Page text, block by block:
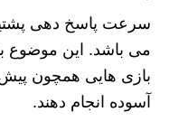
سرعت پاسخ دهی
می باشد. این موضوع
بازی هایی همچون پیش
آسوده انجام دهند.